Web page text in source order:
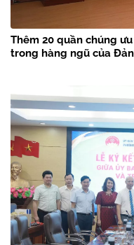
Thêm 20 quần chúng
trong hàng ngũ của